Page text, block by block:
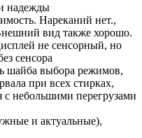
надежды
Нареканий нет.,
вид также хорошо.
не сенсорный, но
сенсора
шайба выбора режимов,
при всех стирках,
с небольшими перегрузами
и актуальные),